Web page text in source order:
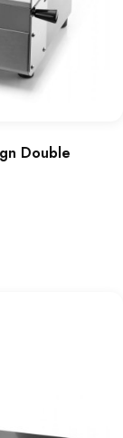
Double